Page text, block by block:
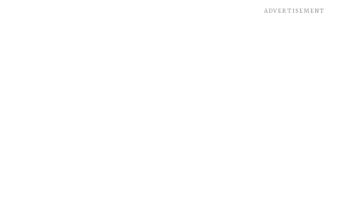
ADVERTISEMENT